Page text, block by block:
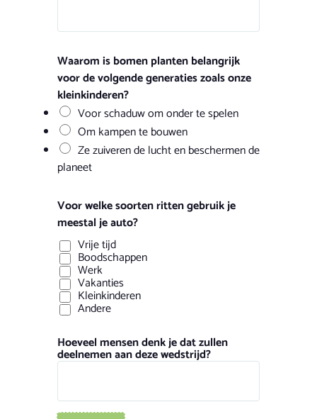
Waarom is bomen planten belangrijk
voor de volgende generaties zoals onze
kleinkinderen?
Voor schaduw om onder te spelen
Om kampen te bouwen
Ze zuiveren de lucht en beschermen de
planeet
Voor welke soorten ritten gebruik je
meestal je auto?
Vrije tijd
Boodschappen
Werk
Vakanties
Kleinkinderen
Andere
Hoeveel mensen denk je dat zullen
deelnemen aan deze wedstrijd?